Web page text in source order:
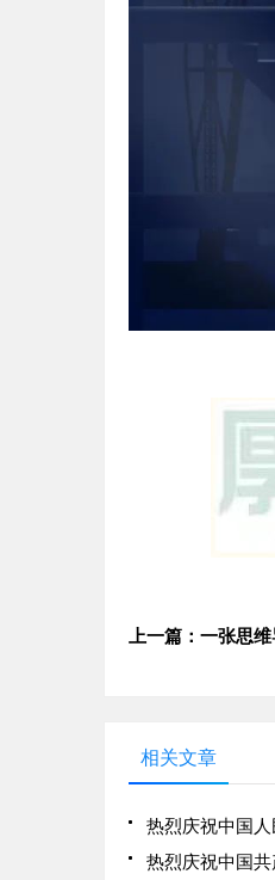
相关文章
热烈庆祝中国
热烈庆祝中国